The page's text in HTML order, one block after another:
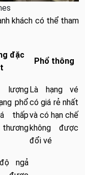
khách có thể tham
đặc
Phổ thông
lượng
phổ
thấp
Là hạng vé
có giá rẻ nhất
và có hạn chế
không được
đổi vé
ngả